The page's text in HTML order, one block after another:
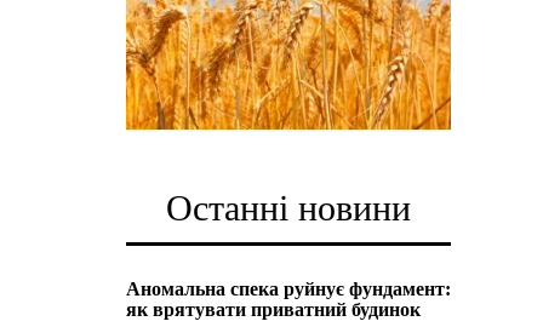
Останні новини
Аномальна спека руйнує фундамент:
як врятувати приватний будинок